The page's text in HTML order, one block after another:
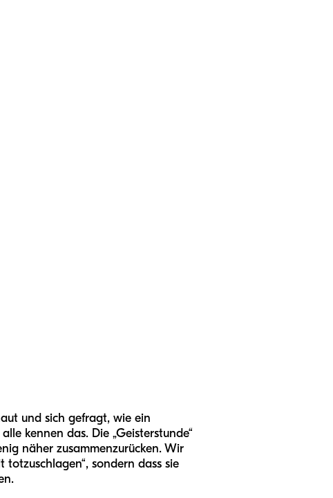
und sich gefragt, wie ein
kennen das. Die „Geisterstunde“
näher zusammenzurücken. Wir
sondern dass sie